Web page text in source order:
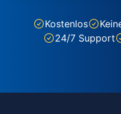
Kostenlos
24/7 Support